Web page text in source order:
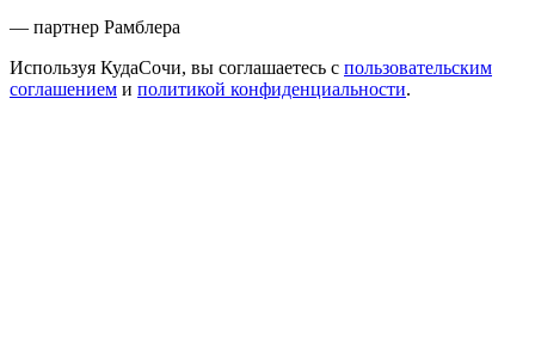
— партнер Рамблера
Используя КудаСочи, вы соглашаетесь с пользовательским
соглашением и политикой конфиденциальности.